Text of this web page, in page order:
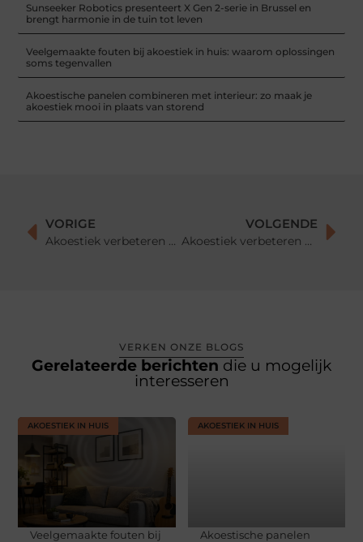
Sunseeker Robotics presenteert X Gen 2-serie in Brussel en
brengt harmonie in de tuin tot leven
Veelgemaakte fouten bij akoestiek in huis: waarom oplossingen
soms tegenvallen
Akoestische panelen combineren met interieur: zo maak je
akoestiek mooi in plaats van storend
VORIGE
Akoestiek verbeteren met gordijnen: zo verminder je galm en maak je een ruimte rustiger
VOLGENDE
Akoestiek verbeteren met meubels: zo maak je een ruimte rustiger zonder grote ingrepen
VERKEN ONZE BLOGS
Gerelateerde berichten die u mogelijk
interesseren
AKOESTIEK IN HUIS
Veelgemaakte fouten bij
AKOESTIEK IN HUIS
Akoestische panelen